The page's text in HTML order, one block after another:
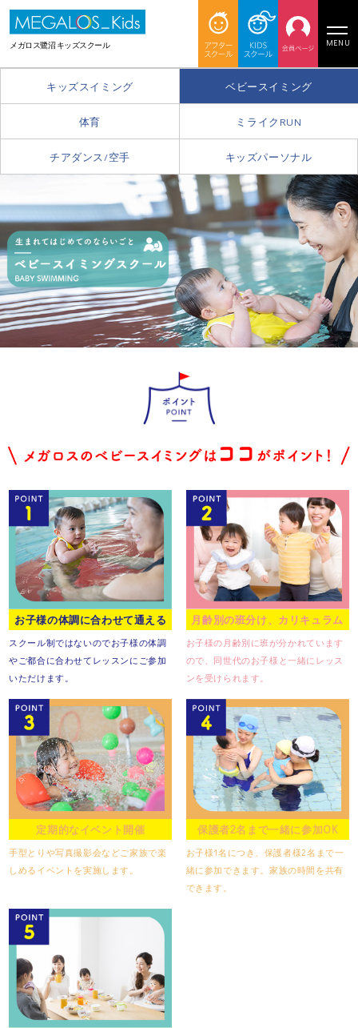
メガロス鷺沼 キッズスクール MENU
キッズスイミング ベビースイミング
体育 ミライクRUN
チアダンス /空手 キッズパーソナル
お子様の体調に合わせて通える
スクール制ではないのでお子様の体調
やご都合に合わせて レッスンにご参加
いただけます。
月齢別の班分け、カリキュラム
お子様の月齢別に班が分かれています
ので、 同世代のお子様と一緒に レッス
ンを受けられます。
定期的なイベント開催
手型とりや写真撮影会などご家族で楽
しめるイベントを実施します。
保護者2名まで一緒に参加OK
お子様1名につき、保護者様2名まで一
緒に参加できます。 家族の時間を共有
できます。